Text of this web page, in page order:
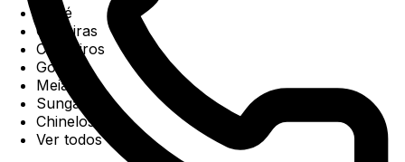
Boné
Carteiras
Chaveiros
Gorros
Meias
Sunga
Chinelos
Ver todos